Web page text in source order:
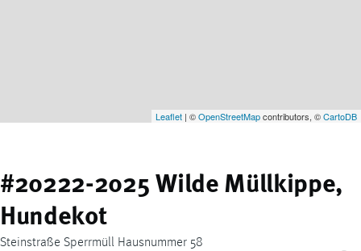
Leaflet | ©OpenStreetMapcontributors, ©CartoDB
#20222-2025 Wilde Müllkippe,
Hundekot
Steinstraße Sperrmüll Hausnummer 58